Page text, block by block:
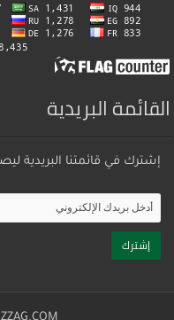
القائمة البريدية
إشترك في قائمتنا البريدية